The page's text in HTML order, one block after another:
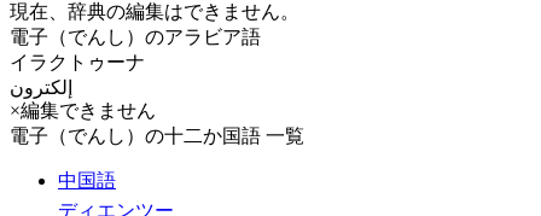
現在、辞典の編集はできません。
電子（でんし）のアラビア語
イラクトゥーナ
إلكترون
×編集できません
電子（でんし）の十二か国語 一覧
中国語
ディエンツー